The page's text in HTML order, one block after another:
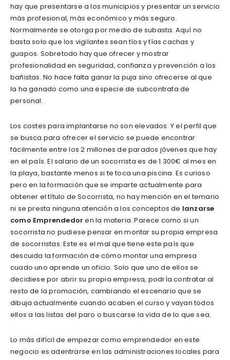
hay que presentarse a los municipios y presentar un servicio
más profesional, más económico y más seguro.
Normalmente se otorga por medio de subasta. Aquí no
basta solo que los vigilantes sean tíos y tías cachas y
guapos. Sobretodo hay que ofrecer y mostrar
profesionalidad en seguridad, confianza y prevención a los
bañistas. No hace falta ganar la puja sino ofrecerse al que
la ha ganado como una especie de subcontrata de
personal.
Los costes para implantarse no son elevados. Y el perfil que
se busca para ofrecer el servicio se puede encontrar
fácilmente entre los 2 millones de parados jóvenes que hay
en el país. El salario de un socorrista es de 1.300€ al mes en
la playa, bastante menos si te toca una piscina. Es curioso
pero en la formación que se imparte actualmente para
obtener el título de Socorrista, no hay mención en el temario
ni se presta ninguna atención a los conceptos de lanzarse
como Emprendedoren la materia. Parece como si un
socorrista no pudiese pensar en montar su propia empresa
de socorristas. Este es el mal que tiene este país que
descuida la formación de cómo montar una empresa
cuado uno aprende un oficio. Solo que uno de ellos se
decidiese por abrir su propia empresa, podría contratar al
resto de la promoción, cambiando el escenario que se
dibuja actualmente cuando acaben el curso y vayan todos
ellos a las listas del paro o buscarse la vida de lo que sea.
Lo más difícil de empezar como emprendedor en este
negocio es adentrarse en las administraciones locales para